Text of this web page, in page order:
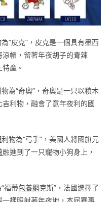
“皮克”，皮克是一個具有墨西
帽，留著年夜胡子的青辣
產。
為“奇奧”，奇奧是一只以積木
利物，融會了意年夜利的國
利物為“弓手”，美國人將國旗元
融進到了一只寵物小狗身上，
福蒂包養網克斯”，法國選擇了